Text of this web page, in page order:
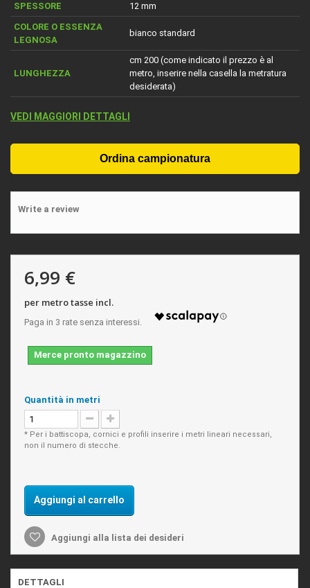
SPESSORE
12 mm
COLORE O ESSENZA
LEGNOSA
bianco standard
LUNGHEZZA
cm 200 (come indicato il prezzo è al
metro, inserire nella casella la metratura
desiderata)
VEDI MAGGIORI DETTAGLI
Write a review
6,99 €
per metro tasse incl.
Merce pronto magazzino
Quantità in metri
* Per i battiscopa, cornici e profili inserire i metri lineari necessari,
non il numero di stecche.
Aggiungi al carrello
Aggiungi alla lista dei desideri
DETTAGLI